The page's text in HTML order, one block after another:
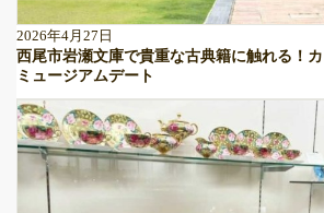
2026年4月27日
西尾市岩瀬文庫で貴重な古典籍に触れる！
ミュージアムデート